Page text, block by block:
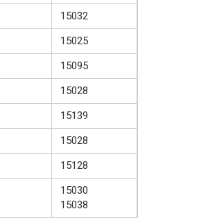
15032
15025
15095
15028
15139
15028
15128
15030
15038